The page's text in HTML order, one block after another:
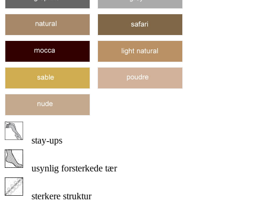
stay-ups
usynlig forsterkede tær
sterkere struktur